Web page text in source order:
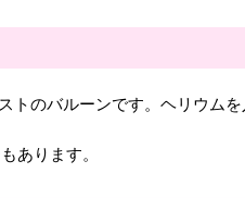
トのバルーンです。ヘリウムを
もあります。